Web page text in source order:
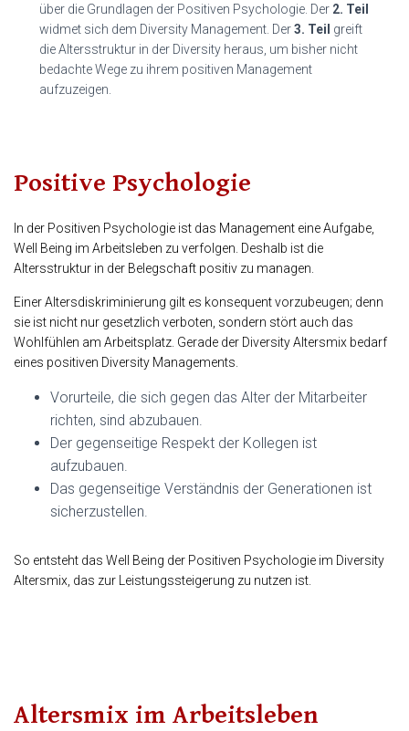
über die Grundlagen der Positiven Psychologie. Der 2. Teil
widmet sich dem Diversity Management. Der3. Teil greift
die Altersstruktur in der Diversity heraus, um bisher nicht
bedachte Wege zu ihrem positiven Management
aufzuzeigen.
Positive Psychologie
In der Positiven Psychologie ist das Management eine Aufgabe,
Well Being im Arbeitsleben zu verfolgen. Deshalb ist die
Altersstruktur in der Belegschaft positiv zu managen.
Einer Altersdiskriminierung gilt es konsequent vorzubeugen; denn
sie ist nicht nur gesetzlich verboten, sondern stört auch das
Wohlfühlen am Arbeitsplatz. Gerade der Diversity Altersmix bedarf
eines positiven Diversity Managements.
Vorurteile, die sich gegen das Alter der Mitarbeiter
richten, sind abzubauen.
Der gegenseitige Respekt der Kollegen ist
aufzubauen.
Das gegenseitige Verständnis der Generationen ist
sicherzustellen.
So entsteht das Well Being der Positiven Psychologie im Diversity
Altersmix, das zur Leistungssteigerung zu nutzen ist.
Altersmix im Arbeitsleben